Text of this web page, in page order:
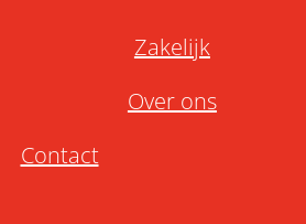
Zakelijk
Over ons
Contact